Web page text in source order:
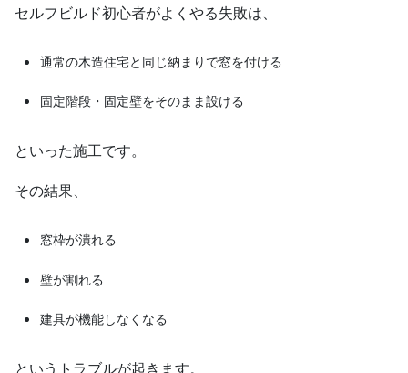
セルフビルド初心者がよくやる失敗は、
通常の木造住宅と同じ納まりで窓を付ける
固定階段・固定壁をそのまま設ける
といった施工です。
その結果、
窓枠が潰れる
壁が割れる
建具が機能しなくなる
というトラブルが起きます。